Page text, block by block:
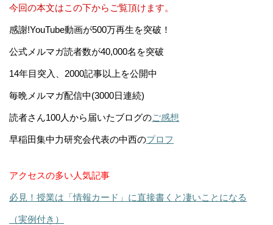
今回の本文はこの下からご覧頂けます。
感謝!YouTube動画が500万再生を突破！
公式メルマガ読者数が40,000名を突破
14年目突入、2000記事以上を公開中
毎晩メルマガ配信中(3000日連続)
読者さん100人から届いたブログのご感想
早稲田集中力研究会代表の中西のプロフ
アクセスの多い人気記事
必見！授業は「情報カード」に直接書くと凄いことになる
（実例付き）